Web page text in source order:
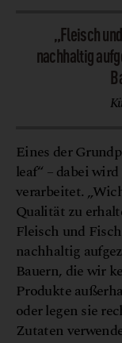
„Fleisch
nachhaltig
Eines der
leaf“ – dabei
verarbeitet.
Qualität zu
Fleisch und
nachhaltig
Bauern, die wir
Produkte
oder legen sie
Zutaten